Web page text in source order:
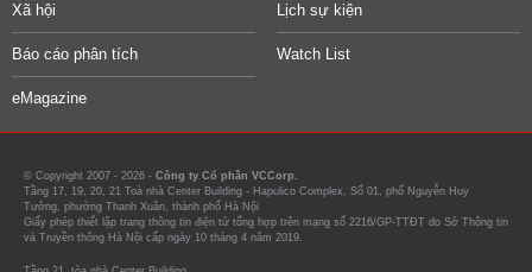
Xã hội Lịch sự kiện
Báo cáo phân tích Watch List
eMagazine
© Copyright 2007 - 2026 - Công ty Cổ phần VCCorp.
Tầng 17, 19, 20, 21 Toà nhà Center Building - Hapulico Complex, Số 01, phố Nguyễn Huy
Tưởng, phường Thanh Xuân, thành phố Hà Nội
Giấy phép thiết lập trang thông tin điện tử tổng hợp trên mạng số 2216/GP-TTĐT do Sở Thông tin
và Truyền thông Hà Nội cấp ngày 10 tháng 4 năm 2019.